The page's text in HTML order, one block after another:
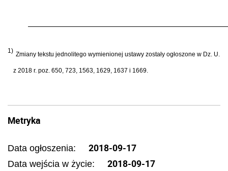
1) Zmiany tekstu jednolitego wymienionej ustawy zostały ogłoszone w Dz. U.
z 2018 r. poz. 650, 723, 1563, 1629, 1637 i 1669.
Metryka
Data ogłoszenia: 2018-09-17
Data wejścia w życie: 2018-09-17